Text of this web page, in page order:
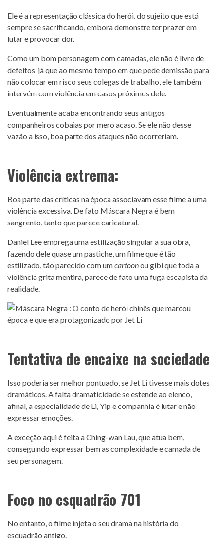
Ele é a representação clássica do herói, do sujeito que está
sempre se sacrificando, embora demonstre ter prazer em
lutar e provocar dor.
Como um bom personagem com camadas, ele não é livre de
defeitos, já que ao mesmo tempo em que pede demissão para
não colocar em risco seus colegas de trabalho, ele também
intervém com violência em casos próximos dele.
Eventualmente acaba encontrando seus antigos
companheiros cobaias por mero acaso. Se ele não desse
vazão a isso, boa parte dos ataques não ocorreriam.
Violência extrema:
Boa parte das críticas na época associavam esse filme a uma
violência excessiva. De fato Máscara Negra é bem
sangrento, tanto que parece caricatural.
Daniel Lee emprega uma estilização singular a sua obra,
fazendo dele quase um pastiche, um filme que é tão
estilizado, tão parecido com umcartoonou gibi que toda a
violência grita mentira, parece de fato uma fuga escapista da
realidade.
Tentativa de encaixe na sociedade
Isso poderia ser melhor pontuado, se Jet Li tivesse mais dotes
dramáticos. A falta dramaticidade se estende ao elenco,
afinal, a especialidade de Li, Yip e companhia é lutar e não
expressar emoções.
A exceção aqui é feita a Ching-wan Lau, que atua bem,
conseguindo expressar bem as complexidade e camada de
seu personagem.
Foco no esquadrão 701
No entanto, o filme injeta o seu drama na história do
esquadrão antigo.